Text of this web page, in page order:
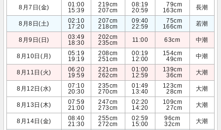
8月7日(金)
01:00
15:39
219cm
207cm
08:19
20:59
79cm
163cm
長潮
8月8日(土)
02:10
17:20
207cm
218cm
09:40
22:59
75cm
166cm
若潮
8月9日(日)
03:49
18:30
202cm
235cm
11:00 63cm 中潮
8月10日(月)
05:19
19:19
208cm
251cm
00:19
12:00
154cm
49cm
中潮
8月11日(火)
06:20
19:59
221cm
262cm
01:00
12:59
139cm
36cm
大潮
8月12日(水)
07:10
20:30
235cm
270cm
01:49
13:40
123cm
28cm
大潮
8月13日(木)
07:59
21:00
247cm
273cm
02:20
14:20
109cm
27cm
大潮
8月14日(金)
08:40
21:30
255cm
272cm
02:59
15:00
96cm
32cm
大潮